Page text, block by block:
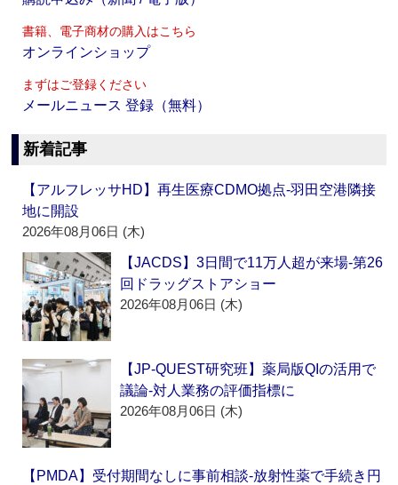
書籍、電子商材の購入はこちら
オンラインショップ
まずはご登録ください
メールニュース 登録（無料）
新着記事
【アルフレッサHD】再生医療CDMO拠点‐羽田空港隣接
地に開設
2026年08月06日 (木)
【JACDS】3日間で11万人超が来場‐第26
回ドラッグストアショー
2026年08月06日 (木)
【JP-QUEST研究班】薬局版QIの活用で
議論‐対人業務の評価指標に
2026年08月06日 (木)
【PMDA】受付期間なしに事前相談‐放射性薬で手続き円